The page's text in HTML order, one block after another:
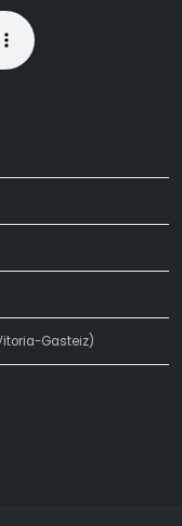
Gasteiz)